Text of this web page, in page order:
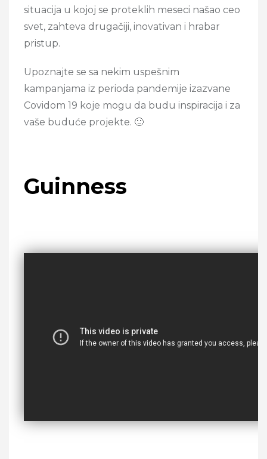
situacija u kojoj se proteklih meseci našao ceo
svet, zahteva drugačiji, inovativan i hrabar
pristup.
Upoznajte se sa nekim uspešnim
kampanjama iz perioda pandemije izazvane
Covidom 19 koje mogu da budu inspiracija i za
vaše buduće projekte. 🙂
Guinness